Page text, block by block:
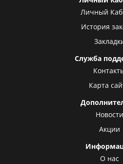
Личный
История
Служба
Карта
Новости
Акции
О нас